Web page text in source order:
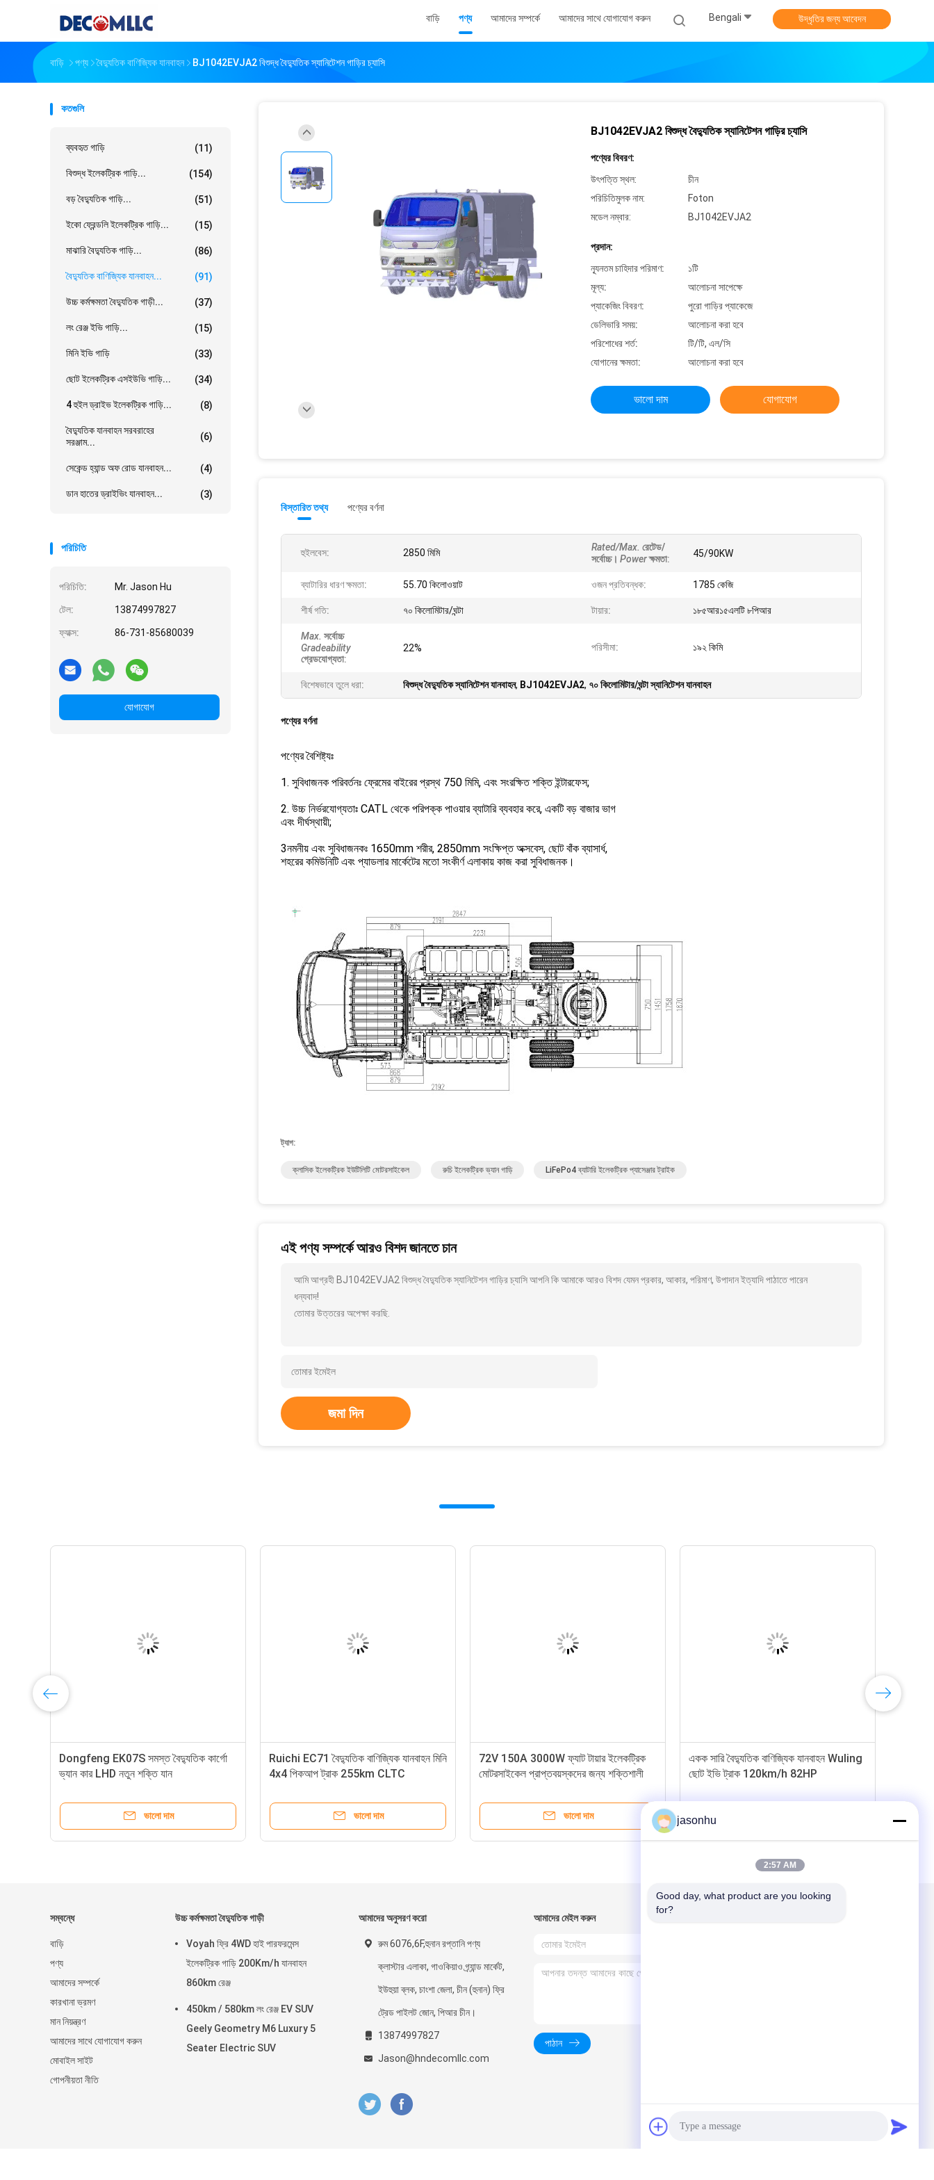
বাড়ি পণ্য আমাদের সম্পর্কে আমাদের সাথে যোগাযোগ করুন Bengali উদ্ধৃতির জন্য আবেদন
বাড়ি পণ্য বৈদ্যুতিক বাণিজ্যিক যানবাহন BJ1042EVJA2 বিশুদ্ধ বৈদ্যুতিক স্যানিটেশন গাড়ির চ্যাসি
কতগুলি
ব্যবহৃত গাড়ি (11)
বিশুদ্ধ ইলেকট্রিক গাড়ি... (154)
বড় বৈদ্যুতিক গাড়ি... (51)
ইকো ফ্রেন্ডলি ইলেকট্রিক গাড়ি... (15)
মাঝারি বৈদ্যুতিক গাড়ি... (86)
বৈদ্যুতিক বাণিজ্যিক যানবাহন... (91)
উচ্চ কর্মক্ষমতা বৈদ্যুতিক গাড়ী... (37)
লং রেঞ্জ ইভি গাড়ি... (15)
মিনি ইভি গাড়ি (33)
ছোট ইলেকট্রিক এসইউভি গাড়ি... (34)
4 হুইল ড্রাইভ ইলেকট্রিক গাড়ি... (8)
বৈদ্যুতিক যানবাহন সরবরাহের
সরঞ্জাম...
(6)
সেকেন্ড হ্যান্ড অফ রোড যানবাহন... (4)
ডান হাতের ড্রাইভিং যানবাহন... (3)
পরিচিতি
পরিচিতি: Mr. Jason Hu
টেল: 13874997827
ফ্যাক্স: 86-731-85680039
যোগাযোগ
BJ1042EVJA2 বিশুদ্ধ বৈদ্যুতিক স্যানিটেশন গাড়ির চ্যাসি
পণ্যের বিবরণ:
উৎপত্তি স্থল:
চীন
পরিচিতিমুলক নাম:
Foton
মডেল নম্বার:
BJ1042EVJA2
প্রদান:
ন্যূনতম চাহিদার পরিমাণ:
১টি
মূল্য:
আলোচনা সাপেক্ষে
প্যাকেজিং বিবরণ:
পুরো গাড়ির প্যাকেজে
ডেলিভারি সময়:
আলোচনা করা হবে
পরিশোধের শর্ত:
টি/টি, এল/সি
যোগানের ক্ষমতা:
আলোচনা করা হবে
ভালো দাম যোগাযোগ
বিস্তারিত তথ্য পণ্যের বর্ণনা
হুইলবেস: 2850 মিমি Rated/Max. রেটেড/
সর্বোচ্চ। Powerক্ষমতা: 45/90KW
ব্যাটারির ধারণ ক্ষমতা: 55.70 কিলোওয়াট ওজন প্রতিবন্ধক: 1785 কেজি
শীর্ষ গতি: ৭০ কিলোমিটার/ঘন্টা টায়ার: ১৮৫আর১৫এলটি ৮পিআর
Max. সর্বোচ্চ
Gradeability
গ্রেডযোগ্যতা:
22% পরিসীমা: ১৯২ কিমি
বিশেষভাবে তুলে ধরা: বিশুদ্ধ বৈদ্যুতিক স্যানিটেশন যানবাহন, BJ1042EVJA2, ৭০ কিলোমিটার/ঘন্টা স্যানিটেশন যানবাহন
পণ্যের বর্ণনা
পণ্যের বৈশিষ্ট্যঃ
1. সুবিধাজনক পরিবর্তনঃ ফ্রেমের বাইরের প্রস্থ 750 মিমি, এবং সংরক্ষিত শক্তি ইন্টারফেস;
2. উচ্চ নির্ভরযোগ্যতাঃ CATL থেকে পরিপক্ক পাওয়ার ব্যাটারি ব্যবহার করে, একটি বড় বাজার ভাগ
এবং দীর্ঘস্থায়ী;
3নমনীয় এবং সুবিধাজনকঃ 1650mm শরীর, 2850mm সংক্ষিপ্ত অক্সবেস, ছোট বাঁক ব্যাসার্ধ,
শহরের কমিউনিটি এবং প্যাডলার মার্কেটের মতো সংকীর্ণ এলাকায় কাজ করা সুবিধাজনক।
ট্যাগ:
ক্লাসিক ইলেকট্রিক ইউটিলিটি মোটরসাইকেল রুচি ইলেকট্রিক ভ্যান গাড়ি LiFePo4 ব্যাটারি ইলেকট্রিক প্যাসেঞ্জার ট্রাইক
এই পণ্য সম্পর্কে আরও বিশদ জানতে চান
আমি আগ্রহী BJ1042EVJA2 বিশুদ্ধ বৈদ্যুতিক স্যানিটেশন গাড়ির চ্যাসি আপনি কি আমাকে আরও বিশদ যেমন প্রকার, আকার, পরিমাণ, উপাদান ইত্যাদি পাঠাতে পারেন
ধন্যবাদ!
তোমার উত্তরের অপেক্ষা করছি.
জমা দিন
Dongfeng EK07S সমস্ত বৈদ্যুতিক কার্গো
ভ্যান কার LHD নতুন শক্তি যান
ভালো দাম
Ruichi EC71 বৈদ্যুতিক বাণিজ্যিক যানবাহন মিনি
4x4 পিকআপ ট্রাক 255km CLTC
ভালো দাম
72V 150A 3000W ফ্যাট টায়ার ইলেকট্রিক
মোটরসাইকেল প্রাপ্তবয়স্কদের জন্য শক্তিশালী
ভালো দাম
একক সারি বৈদ্যুতিক বাণিজ্যিক যানবাহন Wuling
ছোট ইভি ট্রাক 120km/h 82HP
সম্বন্ধে
বাড়ি
পণ্য
আমাদের সম্পর্কে
কারখানা ভ্রমণ
মান নিয়ন্ত্রণ
আমাদের সাথে যোগাযোগ করুন
মোবাইল সাইট
গোপনীয়তা নীতি
উচ্চ কর্মক্ষমতা বৈদ্যুতিক গাড়ী
Voyah ফ্রি 4WD হাই পারফরমেন্স
ইলেকট্রিক গাড়ি 200Km/h যানবাহন
860km রেঞ্জ
450km / 580km লং রেঞ্জ EV SUV
Geely Geometry M6 Luxury 5
Seater Electric SUV
আমাদের অনুসরণ করো
রুম 6076,6F,হুনান রপ্তানি পণ্য
ক্লাস্টার এলাকা, গাওকিয়াও গ্র্যান্ড মার্কেট,
ইউহুয়া ব্লক, চাংশা জেলা, চীন (হুনান) ফ্রি
ট্রেড পাইলট জোন, পিআর চীন।
13874997827
Jason@hndecomllc.com
আমাদের মেইল ​​করুন
পাঠান
jasonhu
2:57 AM
Good day, what product are you looking
for?